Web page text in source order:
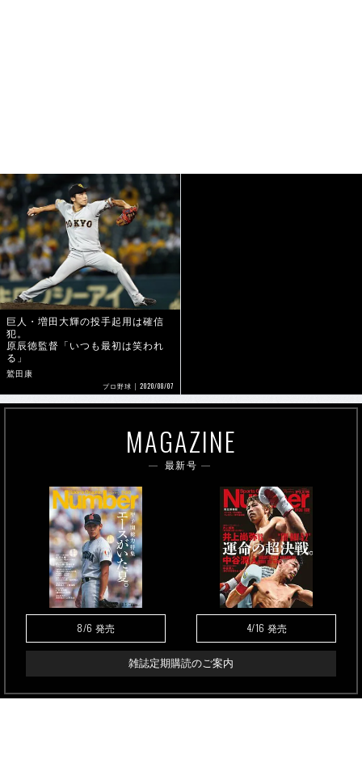
巨人・増田大輝の投手起用は確信
犯。
原辰徳監督「いつも最初は笑われ
る」
鷲田康
プロ野球 2020/08/07
MAGAZINE
最新号
8/6 発売 4/16 発売
雑誌定期購読のご案内